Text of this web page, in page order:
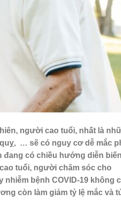
người cao tuổi, nhất là
… sẽ có nguy cơ dễ mắc
đang có chiều hướng diễn
tuổi, người chăm sóc cho
bệnh COVID-19 không
còn làm giảm tỷ lệ mắc và